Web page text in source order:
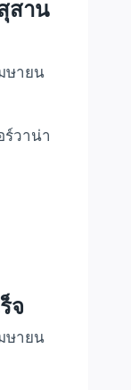
สาน
ษายน
ร์วาน่า
จ
ษายน